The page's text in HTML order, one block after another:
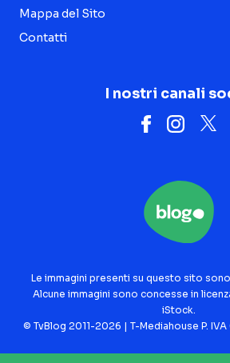
Mappa del Sito
Contatti
I nostri canali
Le immagini presenti su questo sito sono
Alcune immagini sono concesse in
iStock.
© TvBlog 2011-2026 | T-Mediahouse P.